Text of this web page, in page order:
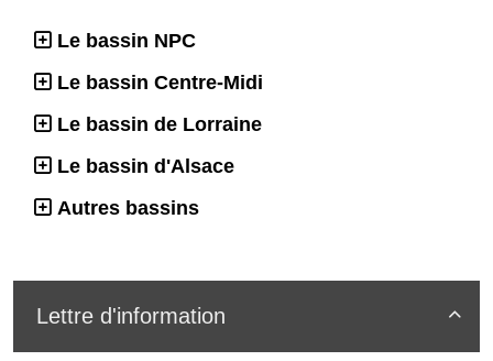
Le bassin NPC
Le bassin Centre-Midi
Le bassin de Lorraine
Le bassin d'Alsace
Autres bassins

Lettre d'information